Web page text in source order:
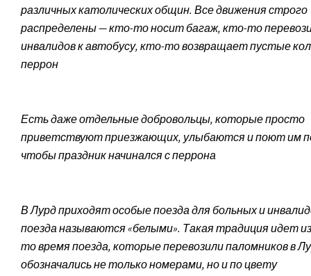
различных католических общин. Все движения строго
распределены — кто-то носит багаж, кто-то
инвалидов к автобусу, кто-то возвращает пустые
перрон
Есть даже отдельные добровольцы, которые просто
приветствуют приезжающих, улыбаются и поют им
чтобы праздник начинался с перрона
В Лурд приходят особые поезда для больных и
поезда называются «белыми». Такая традиция идет из
то время поезда, которые перевозили паломников в
обозначались не только номерами, но и по цвету